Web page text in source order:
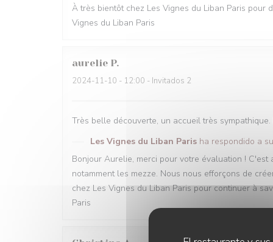
À très bientôt chez Les Vignes du Liban Paris
Vignes du Liban Paris
aurelie P
2024-11-10 - 12:00 - Invitados 2
Très belle découverte, un accueil très
Les Vignes du Liban Paris ha respondido a
Bonjour Aurelie, merci pour votre évaluation !
notamment les mezze. Nous nous efforçons de
chez Les Vignes du Liban Paris pour continuer à
Paris